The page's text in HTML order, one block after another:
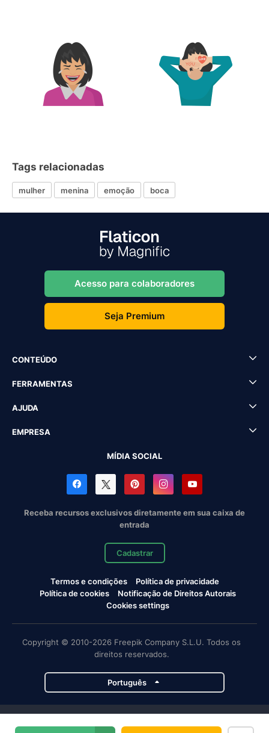
Tags relacionadas
mulher menina emoção boca
Acesso para colaboradores
Seja Premium
CONTEÚDO
FERRAMENTAS
AJUDA
EMPRESA
MÍDIA SOCIAL
Receba recursos exclusivos diretamente em sua caixa de
entrada
Cadastrar
Termos e condições
Política de privacidade
Política de cookies
Notificação de Direitos Autorais
Cookies settings
Copyright © 2010-2026 Freepik Company S.L.U. Todos os
direitos reservados.
Português